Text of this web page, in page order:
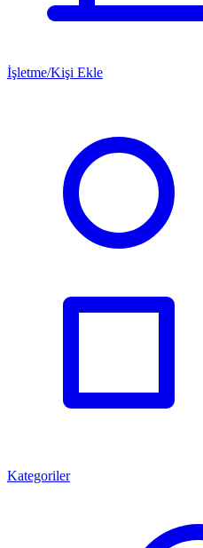
İşletme/Kişi Ekle
Kategoriler